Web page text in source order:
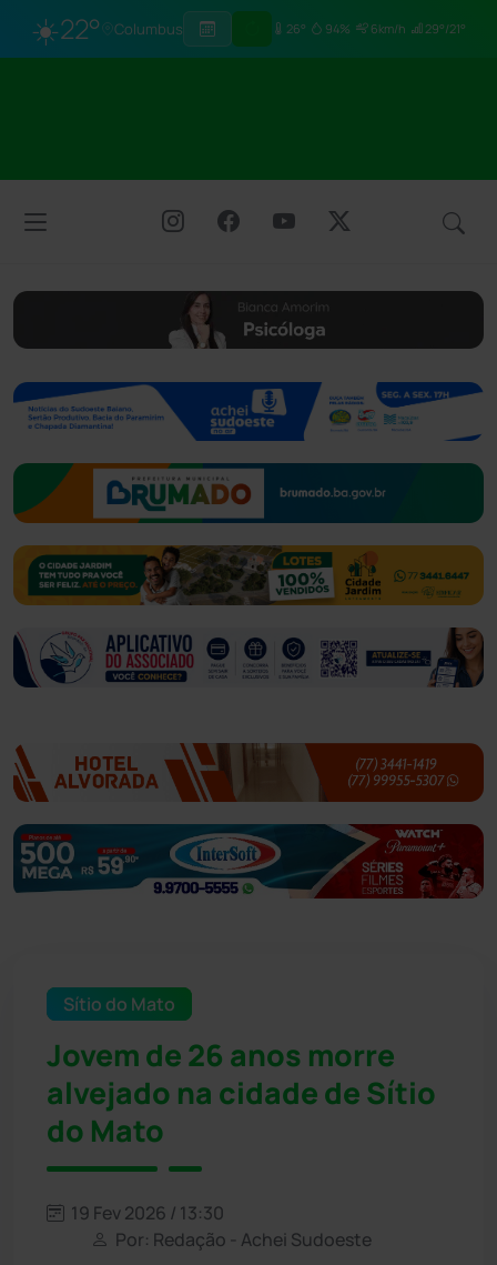
☀️22° Columbus 26° 94% 6km/h 29°/21°
Sítio do Mato
Jovem de 26 anos morre
alvejado na cidade de Sítio
do Mato
19 Fev 2026 / 13:30
Por: Redação - Achei Sudoeste